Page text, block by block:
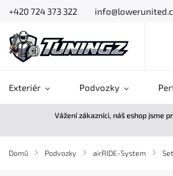
+420 724 373 322
Exteriér Podvozky
Vážení zákazníci, náš eshop jsme
Domů / Podvozky / airRIDE-System /